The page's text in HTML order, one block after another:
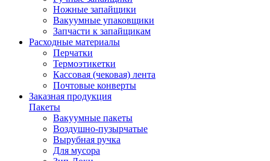
Ножные запайщики
Вакуумные упаковщики
Запчасти к запайщикам
Расходные материалы
Перчатки
Термоэтикетки
Кассовая (чековая) лента
Почтовые конверты
Заказная продукция
Пакеты
Вакуумные пакеты
Воздушно-пузырчатые
Вырубная ручка
Для мусора